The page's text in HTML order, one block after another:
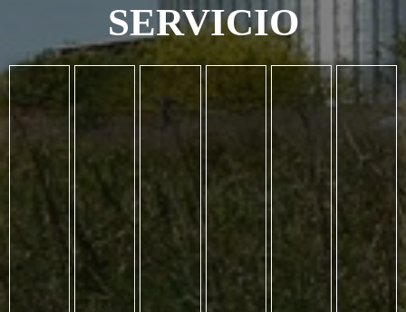
SERVICIO